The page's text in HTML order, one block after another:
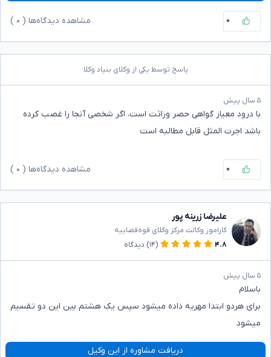
۰ مشاهده دیدگاه‌ها ( ۰
پاسخ توسط یکی از وکلای بنیاد وکلا
۵ سال پیش
با درود معیار گواهی حصر وراثت است، اگر شخصی آنجا را غصب کرده
باشد اجرت المثل قابل مطالبه است
۰ مشاهده دیدگاه‌ها ( ۰
علیرضا زرینه پور
کاراموز وکالت مرکز وکلای قوه‌قضاییه
۴.۸
(۱۴) دیدگاه
۵ سال پیش
باسلام
برای هردو ابتدا مهریه داده میشود سپس یک هشتم بین این دو تقسیم
میشود
دریافت مشاوره از این وکیل